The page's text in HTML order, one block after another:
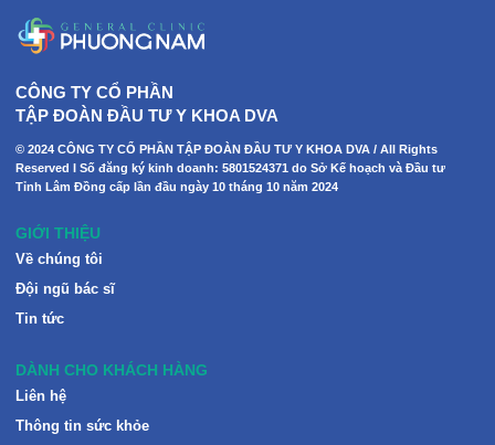
CÔNG TY CỔ PHẦN
TẬP ĐOÀN ĐẦU TƯ Y KHOA DVA
© 2024 CÔNG TY CỔ PHẦN TẬP ĐOÀN ĐẦU TƯ Y KHOA DVA / All Rights
Reserved I Số đăng ký kinh doanh: 5801524371 do Sở Kế hoạch và Đầu tư
Tỉnh Lâm Đồng cấp lần đầu ngày 10 tháng 10 năm 2024
GIỚI THIỆU
Về chúng tôi
Đội ngũ bác sĩ
Tin tức
DÀNH CHO KHÁCH HÀNG
Liên hệ
Thông tin sức khỏe